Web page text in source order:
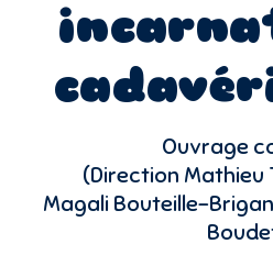
Ouvrage
(Direction Mathieu
Magali Bouteille-